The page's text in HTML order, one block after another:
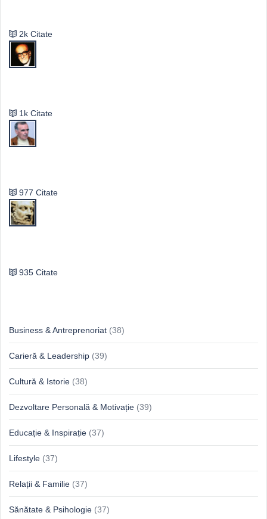
2k Citate
1k Citate
977 Citate
935 Citate
Business & Antreprenoriat (38)
Carieră & Leadership (39)
Cultură & Istorie (38)
Dezvoltare Personală & Motivație (39)
Educație & Inspirație (37)
Lifestyle (37)
Relații & Familie (37)
Sănătate & Psihologie (37)